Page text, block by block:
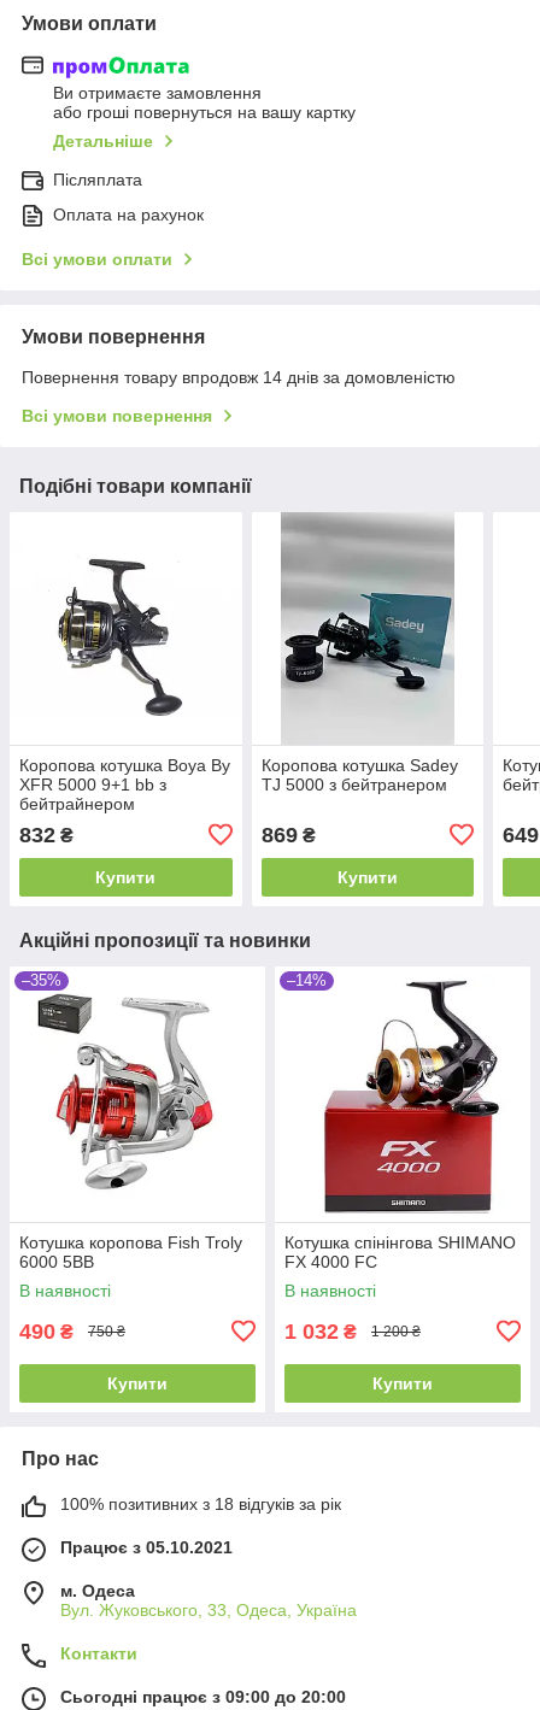
Умови оплати
Ви отримаєте замовлення
або гроші повернуться на вашу картку
Детальніше
Післяплата
Оплата на рахунок
Всі умови оплати
Умови повернення
Повернення товару впродовж 14 днів за домовленістю
Всі умови повернення
Подібні товари компанії
Коропова котушка Boya By
XFR 5000 9+1 bb з
бейтрайнером
832 ₴
Купити
Коропова котушка Sadey
TJ 5000 з бейтранером
869₴
Купити
649
Акційні пропозиції та новинки
–35%
Котушка коропова Fish Troly
6000 5BB
В наявності
490 ₴ 750 ₴
Купити
–14%
Котушка спінінгова SHIMANO
FX 4000 FC
В наявності
1 032 ₴ 1 200 ₴
Купити
Про нас
100% позитивних з 18 відгуків за рік
Працює з 05.10.2021
м. Одеса
Вул. Жуковського, 33, Одеса, Україна
Контакти
Сьогодні працює з 09:00 до 20:00